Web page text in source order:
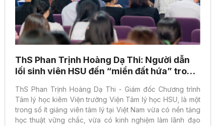
ThS Phan Trịnh Hoàng Dạ Thi: Người dẫn
lối sinh viên HSU đến “miền đất hứa” trong
ThS Phan Trịnh Hoàng Dạ Thi - Giám đốc Chương trình
Tâm lý học kiêm Viện trưởng Viện Tâm lý học HSU, là một
trong số ít giảng viên tâm lý tại Việt Nam vừa có nền tảng
học thuật vững chắc, vừa có kinh nghiệm làm lãnh đạo